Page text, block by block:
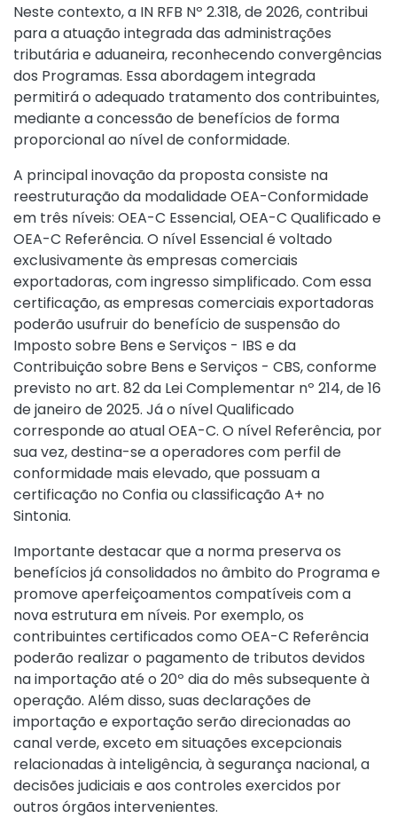
Neste contexto, a IN RFB Nº 2.318, de 2026, contribui
para a atuação integrada das administrações
tributária e aduaneira, reconhecendo convergências
dos Programas. Essa abordagem integrada
permitirá o adequado tratamento dos contribuintes,
mediante a concessão de benefícios de forma
proporcional ao nível de conformidade.
A principal inovação da proposta consiste na
reestruturação da modalidade OEA-Conformidade
em três níveis: OEA-C Essencial, OEA-C Qualificado e
OEA-C Referência. O nível Essencial é voltado
exclusivamente às empresas comerciais
exportadoras, com ingresso simplificado. Com essa
certificação, as empresas comerciais exportadoras
poderão usufruir do benefício de suspensão do
Imposto sobre Bens e Serviços - IBS e da
Contribuição sobre Bens e Serviços - CBS, conforme
previsto no art. 82 da Lei Complementar nº 214, de 16
de janeiro de 2025. Já o nível Qualificado
corresponde ao atual OEA-C. O nível Referência, por
sua vez, destina-se a operadores com perfil de
conformidade mais elevado, que possuam a
certificação no Confia ou classificação A+ no
Sintonia.
Importante destacar que a norma preserva os
benefícios já consolidados no âmbito do Programa e
promove aperfeiçoamentos compatíveis com a
nova estrutura em níveis. Por exemplo, os
contribuintes certificados como OEA-C Referência
poderão realizar o pagamento de tributos devidos
na importação até o 20º dia do mês subsequente à
operação. Além disso, suas declarações de
importação e exportação serão direcionadas ao
canal verde, exceto em situações excepcionais
relacionadas à inteligência, à segurança nacional, a
decisões judiciais e aos controles exercidos por
outros órgãos intervenientes.